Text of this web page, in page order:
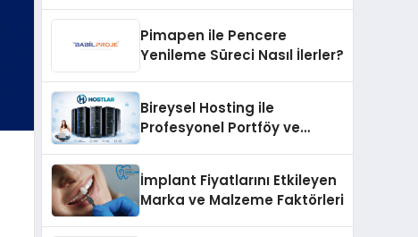
Pimapen ile Pencere
Yenileme Süreci Nasıl İlerler?
Bireysel Hosting ile
Profesyonel Portföy ve
İmplant Fiyatlarını Etkileyen
Marka ve Malzeme Faktörleri